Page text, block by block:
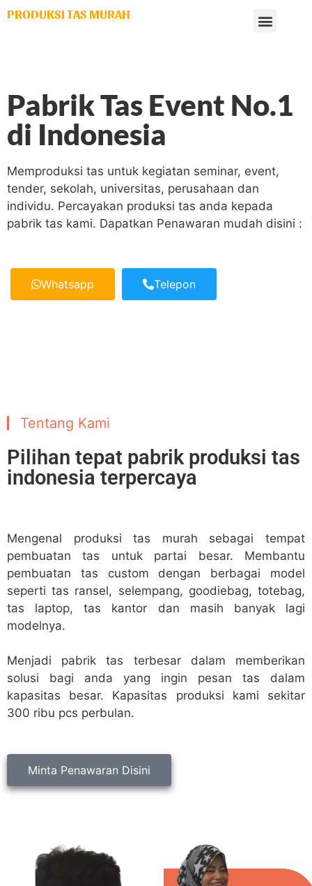
PRODUKSI TAS MURAH
Spesialis tas tender & partai
Pabrik Tas Event No.1
di Indonesia
Memproduksi tas untuk kegiatan seminar, event,
tender, sekolah, universitas, perusahaan dan
individu. Percayakan produksi tas anda kepada
pabrik tas kami. Dapatkan Penawaran mudah disini :
Whatsapp Telepon
Tentang Kami
Pilihan tepat pabrik produksi tas
indonesia terpercaya
Mengenal produksi tas murah sebagai tempat
pembuatan tas untuk partai besar. Membantu
pembuatan tas custom dengan berbagai model
seperti tas ransel, selempang, goodiebag, totebag,
tas laptop, tas kantor dan masih banyak lagi
modelnya.
Menjadi pabrik tas terbesar dalam memberikan
solusi bagi anda yang ingin pesan tas dalam
kapasitas besar. Kapasitas produksi kami sekitar
300 ribu pcs perbulan.
Minta Penawaran Disini